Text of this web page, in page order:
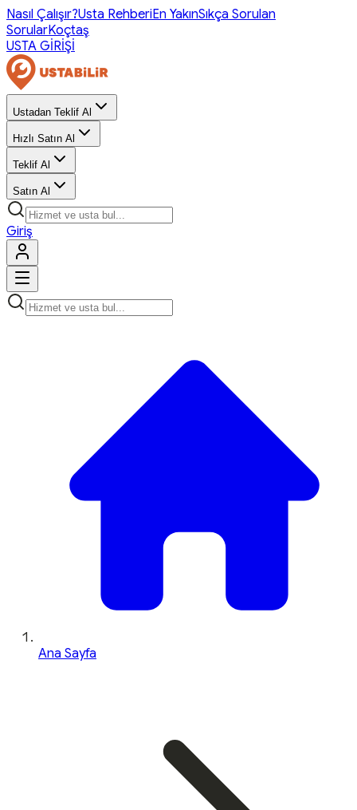
Nasıl Çalışır?Usta RehberiEn YakınSıkça Sorulan
SorularKoçtaş
USTA GİRİŞİ
Ustadan Teklif Al
Hızlı Satın Al
Teklif Al
Satın Al
Giriş
Ana Sayfa